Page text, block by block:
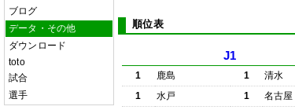
ブログ
データ・その他
ダウンロード
toto
試合
選手
順位表
J1
1 鹿島 1
清水
1
水戸 1
名古屋